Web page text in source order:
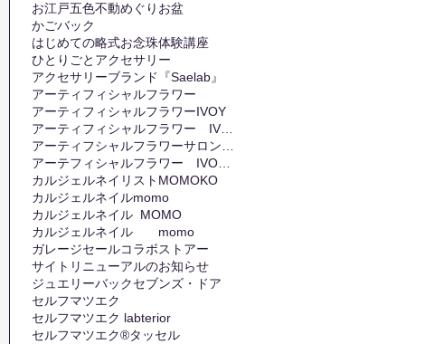
お江戸五色不動めぐり お盆
かごバック
はじめての略式お念珠体験講座
ひとりごと アクセサリー
アクセサリーブランド『Saelab』
アーティフィシャルフラワー
アーティフィシャルフラワーIVOY
アーティフィシャルフラワー IVORY
アーティフシャルフラワーサロンIVORY
アーテフィシャルフラワー IVORIY
カルジェルネイリストMOMOKO
カルジェルネイルmomo
カルジェルネイル MOMO
カルジェルネイル momo
ガレージセールコラボストアー
サイトリニューアルのお知らせ
ジュエリーバックセブンズ・ドア
セルフマツエク
セルフマツエク labterior
セルフマツエク®タッセル